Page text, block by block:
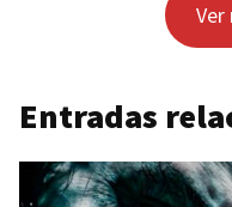
Entradas